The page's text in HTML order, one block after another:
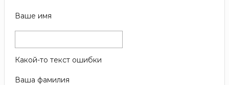
Ваше имя
Какой-то текст ошибки
Ваша фамилия